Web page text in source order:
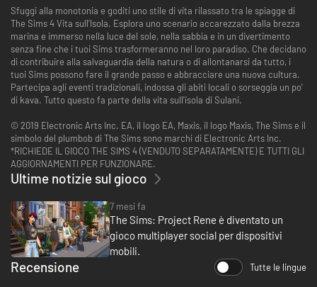
Sfuggi alla monotonia e goditi uno stile di vita rilassato tra le spiagge di
The Sims 4 Vita sull'Isola. Esplora uno scenario accarezzato dalla brezza
marina e immerso nella luce del sole, nella sabbia e in un divertimento
senza fine che i tuoi Sims trasformeranno nel loro paradiso. Che decidano
di contribuire alla salvaguardia della natura o di allontanarsi da tutto, i
tuoi Sims possono fare il grande passo e abbracciare una nuova cultura.
Partecipa agli eventi tradizionali, indossa gli abiti locali o sorseggia un po'
di kava. Tutto questo fa parte della vita sull'isola di Sulani.
© 2019 Electronic Arts Inc. EA, il logo EA, Maxis, il logo Maxis, The Sims e il
simbolo del plumbob di The Sims sono marchi di Electronic Arts Inc.
*RICHIEDE IL GIOCO THE SIMS 4 (VENDUTO SEPARATAMENTE) E TUTTI GLI
AGGIORNAMENTI PER FUNZIONARE.
Ultime notizie sul gioco
7 mesi fa
The Sims: Project Rene è diventato un
gioco multiplayer social per dispositivi
mobili.
Recensione Tutte le lingue